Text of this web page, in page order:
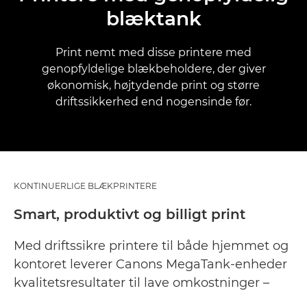
blæktank
Print nemt med disse printere med
genopfyldelige blækbeholdere, der giver
økonomisk, højtydende print og større
driftssikkerhed end nogensinde før.
KONTINUERLIGE BLÆKPRINTERE
Smart, produktivt og billigt print
Med driftssikre printere til både hjemmet og
kontoret leverer Canons MegaTank-enheder
kvalitetsresultater til lave omkostninger –